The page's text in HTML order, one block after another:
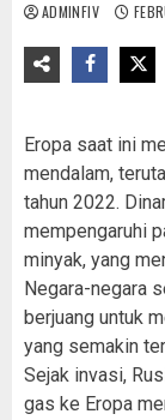
ADMINFIV
Eropa saat ini
mendalam,
tahun 2022.
mempengaruhi
minyak, yang
Negara-negara
berjuang untuk
yang semakin
Sejak invasi,
gas ke Eropa